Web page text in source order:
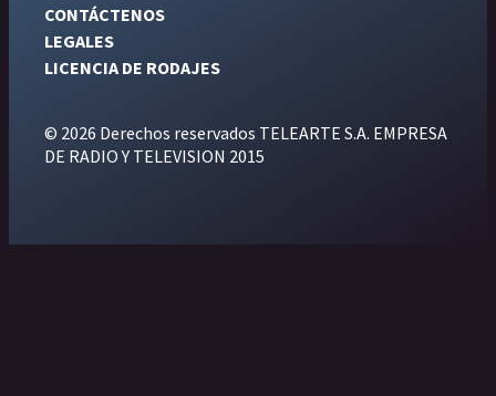
CONTÁCTENOS
LEGALES
LICENCIA DE RODAJES
© 2026 Derechos reservados TELEARTE S.A. EMPRESA
DE RADIO Y TELEVISION 2015